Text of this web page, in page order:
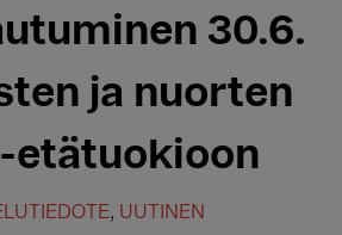
30.6.
ja nuorten
etätuokioon
, UUTINEN